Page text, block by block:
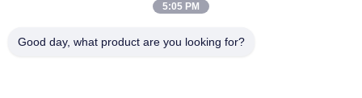
5:05 PM
Good day, what product are you looking for?